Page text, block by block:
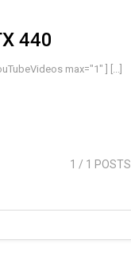
440
max="1" ] [...]
1 / 1 POSTS